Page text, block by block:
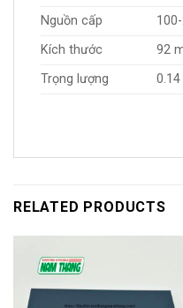
Nguồn cấp
Kích thước
92
Trọng lượng
0.14
RELATED PRODUCTS